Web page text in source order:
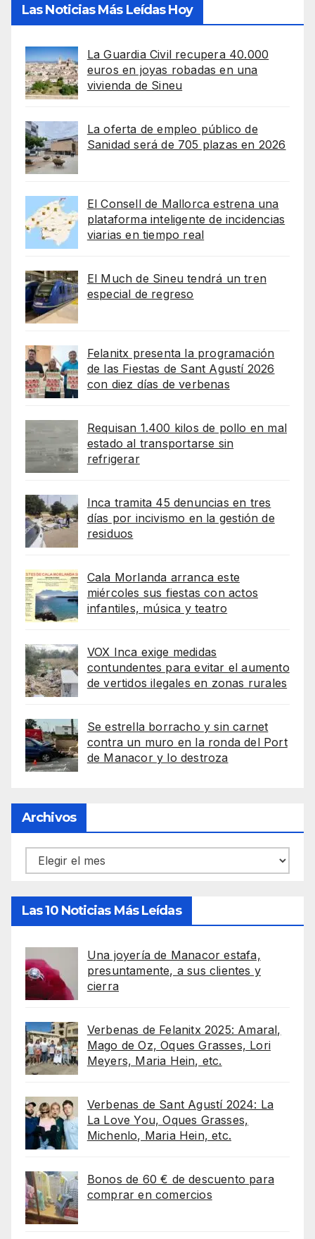
Las Noticias Más Leídas Hoy
La Guardia Civil recupera 40.000
euros en joyas robadas en una
vivienda de Sineu
La oferta de empleo público de
Sanidad será de 705 plazas en 2026
El Consell de Mallorca estrena una
plataforma inteligente de incidencias
viarias en tiempo real
El Much de Sineu tendrá un tren
especial de regreso
Felanitx presenta la programación
de las Fiestas de Sant Agustí 2026
con diez días de verbenas
Requisan 1.400 kilos de pollo en mal
estado al transportarse sin
refrigerar
Inca tramita 45 denuncias en tres
días por incivismo en la gestión de
residuos
Cala Morlanda arranca este
miércoles sus fiestas con actos
infantiles, música y teatro
VOX Inca exige medidas
contundentes para evitar el aumento
de vertidos ilegales en zonas rurales
Se estrella borracho y sin carnet
contra un muro en la ronda del Port
de Manacor y lo destroza
Archivos
Archivos
Las 10 Noticias Más Leídas
Una joyería de Manacor estafa,
presuntamente, a sus clientes y
cierra
Verbenas de Felanitx 2025: Amaral,
Mago de Oz, Oques Grasses, Lori
Meyers, Maria Hein, etc.
Verbenas de Sant Agustí 2024: La
La Love You, Oques Grasses,
Michenlo, Maria Hein, etc.
Bonos de 60 € de descuento para
comprar en comercios